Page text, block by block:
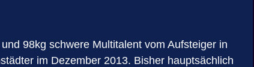
98kg schwere Multitalent vom Aufsteiger in
im Dezember 2013. Bisher hauptsächlich